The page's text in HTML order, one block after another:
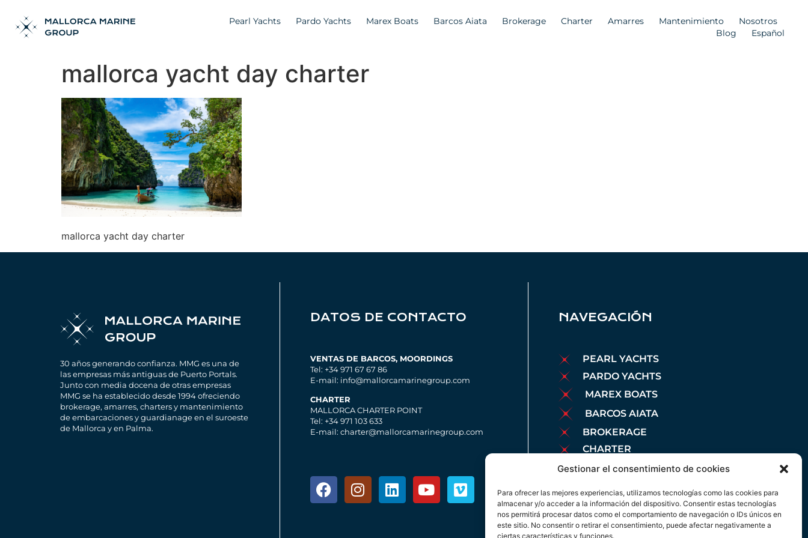
Gestionar el consentimiento de cookies
Para ofrecer las mejores experiencias, utilizamos tecnologías como las cookies para
almacenar y/o acceder a la información del dispositivo. Consentir estas tecnologías
nos permitirá procesar datos como el comportamiento de navegación o IDs únicos en
este sitio. No consentir o retirar el consentimiento, puede afectar negativamente a
ciertas características y funciones.
Pearl Yachts Pardo Yachts Marex Boats Barcos Aiata Brokerage Charter Amarres Mantenimiento
Nosotros
Blog
Español
mallorca yacht day charter
mallorca yacht day charter
30 años generando confianza. MMG es una de
las empresas más antiguas de Puerto Portals.
Junto con media docena de otras empresas
MMG se ha establecido desde 1994 ofreciendo
brokerage, amarres, charters y mantenimiento
de embarcaciones y guardianage en el suroeste
de Mallorca y en Palma.
DATOS DE CONTACTO
VENTAS DE BARCOS, MOORDINGS
Tel: +34 971 67 67 86
E-mail: info@mallorcamarinegroup.com
CHARTER
MALLORCA CHARTER POINT
Tel: +34 971 103 633
E-mail: charter@mallorcamarinegroup.com
NAVEGACIÓN
PEARL YACHTS
PARDO YACHTS
MAREX BOATS
BARCOS AIATA
BROKERAGE
CHARTER
AMARRES
NOTICIAS
AVISO LEGAL
POLÍTICA DE COOKIES